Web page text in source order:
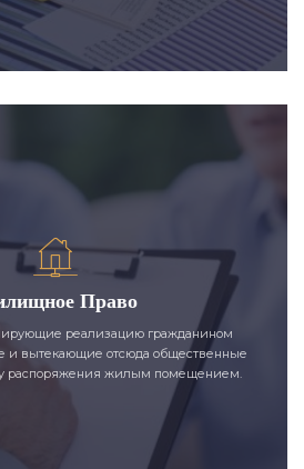
Право
реализацию гражданином
и вытекающие отсюда общественные
распоряжения жилым помещением.